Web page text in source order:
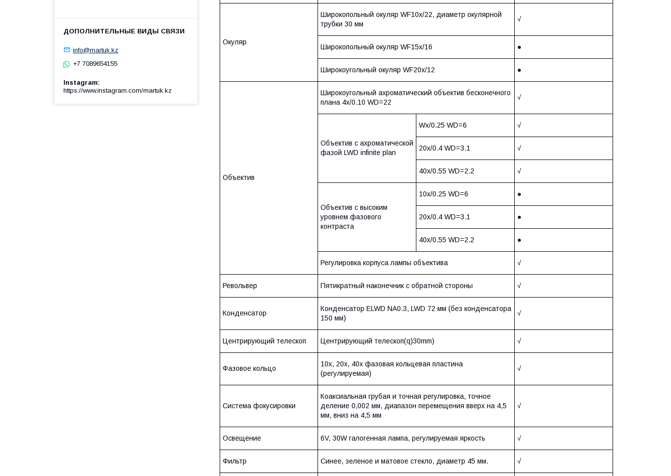
Окуляр
Широкопольный окуляр WF10x/22, диаметр окулярной
трубки 30 мм
√
Широкопольный окуляр WF15x/16 ●
Широкоугольный окуляр WF20x/12 ●
Объектив
Широкоугольный ахроматический объектив бесконечного
плана 4x/0.10 WD=22
√
Объектив с ахроматической
фазой LWD infinite plan
Wx/0.25 WD=6 √
20x/0.4 WD=3.1 √
40x/0.55 WD=2.2 √
Объектив с высоким
уровнем фазового
контраста
10x/0.25 WD=6 ●
20x/0.4 WD=3.1 ●
40x/0.55 WD=2.2 ●
Регулировка корпуса лампы объектива √
Револьвер Пятикратный наконечник с обратной стороны √
Конденсатор
Конденсатор ELWD NA0.3, LWD 72 мм (без конденсатора
150 мм)
√
Центрирующий телескоп Центрирующий телескоп(q)30mm) √
Фазовое кольцо
10x, 20x, 40x фазовая кольцевая пластина
(регулируемая)
√
Система фокусировки
Коаксиальная грубая и точная регулировка, точное
деление 0,002 мм, диапазон перемещения вверх на 4,5
мм, вниз на 4,5 мм
√
Освещение 6V, 30W галогенная лампа, регулируемая яркость √
Фильтр Синее, зеленое и матовое стекло, диаметр 45 мм. √
info@martuk.kz
+7 7089654155
Instagram
https://www.instagram.com/martuk.kz